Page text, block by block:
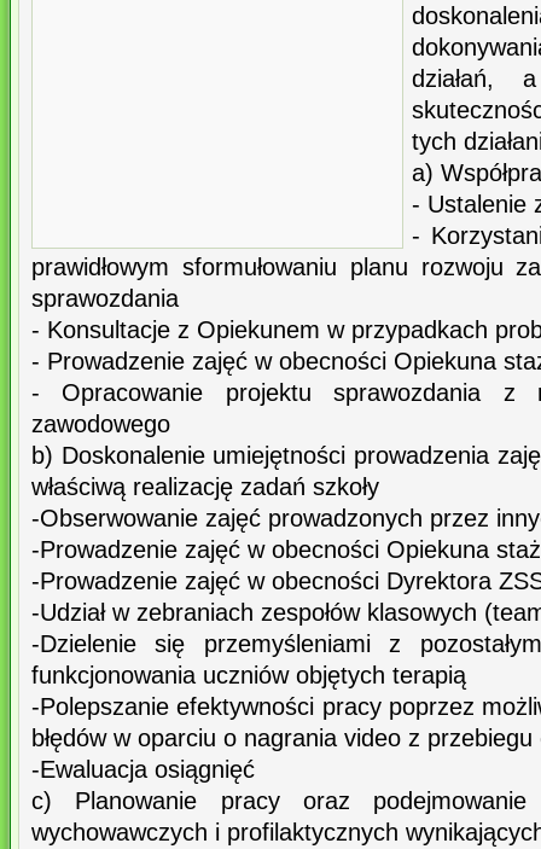
działań,
tych
a)
- Ustalenie
-
prawidłowym sformułowaniu planu rozwoju
sprawozdania
- Konsultacje z Opiekunem w przypadkach
- Prowadzenie zajęć w obecności Opiekuna
- Opracowanie projektu sprawozdania z
zawodowego
b) Doskonalenie umiejętności prowadzenia
właściwą realizację zadań szkoły
-Obserwowanie zajęć prowadzonych przez
-Prowadzenie zajęć w obecności Opiekuna
-Prowadzenie zajęć w obecności Dyrektora
-Udział w zebraniach zespołów klasowych
-Dzielenie się przemyśleniami z
funkcjonowania uczniów objętych terapią
-Polepszanie efektywności pracy poprzez
błędów w oparciu o nagrania video z
-Ewaluacja osiągnięć
c) Planowanie pracy oraz podejmowanie
wychowawczych i profilaktycznych